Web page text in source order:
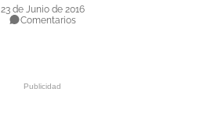
23 de Junio de 2016
Comentarios